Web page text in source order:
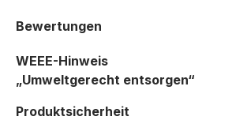
Bewertungen
WEEE-Hinweis
„Umweltgerecht entsorgen“
Produktsicherheit